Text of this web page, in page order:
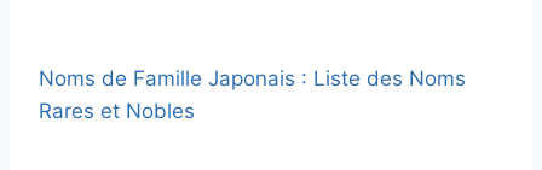
Noms de Famille Japonais : Liste des Noms
Rares et Nobles